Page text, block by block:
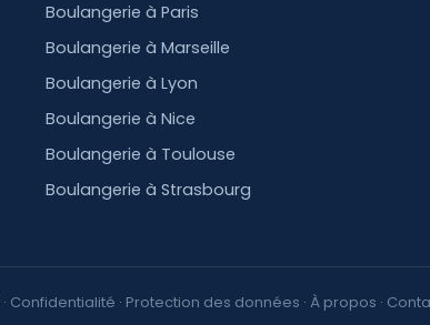
Boulangerie à Paris
Boulangerie à Marseille
Boulangerie à Lyon
Boulangerie à Nice
Boulangerie à Toulouse
Boulangerie à Strasbourg
· Confidentialité · Protection des données · À propos ·